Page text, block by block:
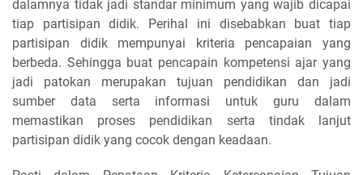
dalamnya tidak jadi standar minimum yang wajib dicapai
tiap partisipan didik. Perihal ini disebabkan buat tiap
partisipan didik mempunyai kriteria pencapaian yang
berbeda. Sehingga buat pencapain kompetensi ajar yang
jadi patokan merupakan tujuan pendidikan dan jadi
sumber data serta informasi untuk guru dalam
memastikan proses pendidikan serta tindak lanjut
partisipan didik yang cocok dengan keadaan.